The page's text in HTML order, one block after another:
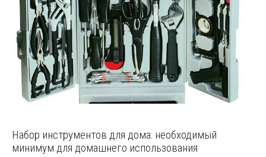
Набор инструментов для дома: необходимый
минимум для домашнего использования